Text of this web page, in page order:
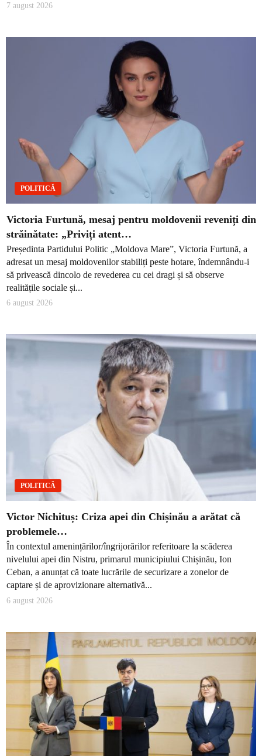
7 august 2026
POLITICĂ
Victoria Furtună, mesaj pentru moldovenii reveniți din
străinătate: „Priviți atent…
Președinta Partidului Politic „Moldova Mare”, Victoria Furtună, a
adresat un mesaj moldovenilor stabiliți peste hotare, îndemnându-i
să privească dincolo de revederea cu cei dragi și să observe
realitățile sociale și...
6 august 2026
POLITICĂ
Victor Nichituș: Criza apei din Chișinău a arătat că
problemele…
În contextul amenințărilor/îngrijorărilor referitoare la scăderea
nivelului apei din Nistru, primarul municipiului Chișinău, Ion
Ceban, a anunțat că toate lucrările de securizare a zonelor de
captare și de aprovizionare alternativă...
6 august 2026